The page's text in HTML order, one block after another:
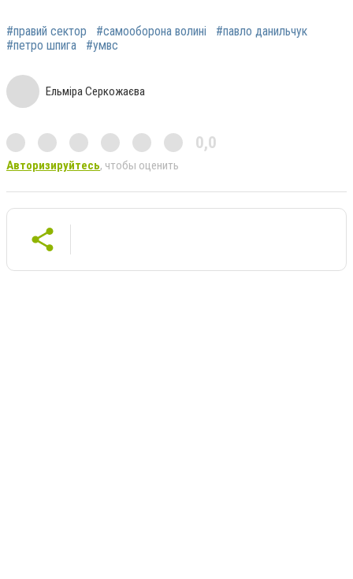
#правий сектор #самооборона волині
#павло данильчук
#петро шпига
#умвс
Ельміра Серкожаєва
0,0
Авторизируйтесь, чтобы оценить